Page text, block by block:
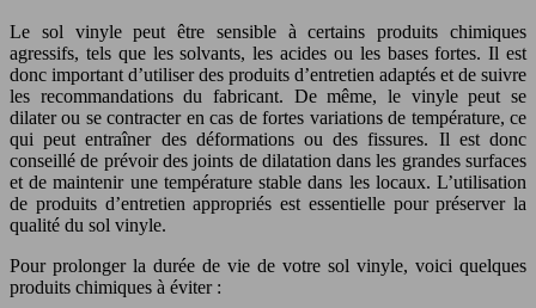
Le sol vinyle peut être sensible à certains produits chimiques
agressifs, tels que les solvants, les acides ou les bases fortes. Il est
donc important d’utiliser des produits d’entretien adaptés et de suivre
les recommandations du fabricant. De même, le vinyle peut se
dilater ou se contracter en cas de fortes variations de température, ce
qui peut entraîner des déformations ou des fissures. Il est donc
conseillé de prévoir des joints de dilatation dans les grandes surfaces
et de maintenir une température stable dans les locaux. L’utilisation
de produits d’entretien appropriés est essentielle pour préserver la
qualité du sol vinyle.
Pour prolonger la durée de vie de votre sol vinyle, voici quelques
produits chimiques à éviter :